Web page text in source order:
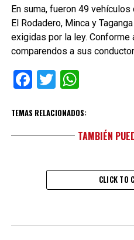
En suma, fueron 49
El Rodadero, Minca y
exigidas por la ley.
comparendos a sus
Facebook
Twitter
TEMAS RELACIONADOS:
TAMBIÉN
CLICK TO